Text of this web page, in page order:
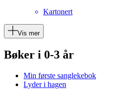
Kartonert
Vis mer
Bøker i 0-3 år
Min første sanglekebok
Lyder i hagen